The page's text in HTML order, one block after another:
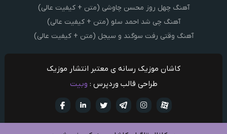
آهنگ چهل روز محسن چاوشی (متن + کیفیت عالی)
آهنگ چی شد احمد سلو (متن + کیفیت عالی)
آهنگ وقتی رفت سوگند و سیجل (متن + کیفیت عالی)
کاشان موزیک رسانه ی معتبر انتشار موزیک
طراحی قالب وردپرس : وبیت
تويتر تلگرام
اینستاگرام آپارات